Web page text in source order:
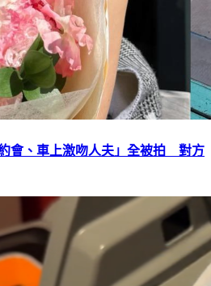
會、車上激吻人夫」全被拍 對方